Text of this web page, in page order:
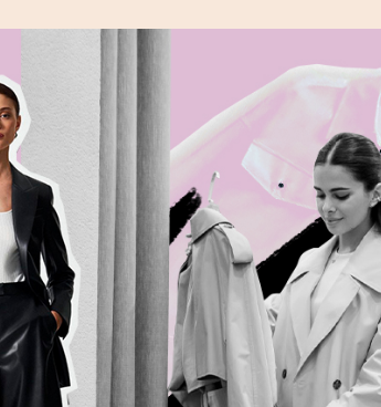
Музыка
Гаджеты и авто
Мнение Редакции